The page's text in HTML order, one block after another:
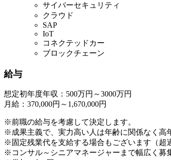
サイバーセキュリティ
クラウド
SAP
IoT
コネクテッドカー
ブロックチェーン
給与
想定初年度年収：500万円～3000万円
月給：370,000円～1,670,000円
※前職の給与を考慮して決定します。
※成果主義で、実力高い人は年齢に関係なく高
※固定残業代を支給する場合もございます（超
※コンサル～シニアマネージャーまで幅広く募